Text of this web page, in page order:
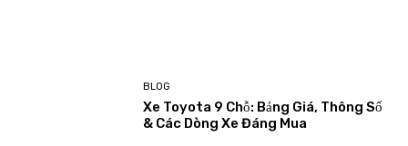
BLOG
Xe Toyota 9 Chỗ: Bảng Giá, Thông Số
& Các Dòng Xe Đáng Mua